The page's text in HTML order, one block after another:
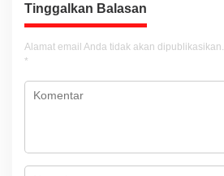
s
i
p
o
s
Tinggalkan Balasan
Alamat email Anda tidak akan dipublikasikan.
*